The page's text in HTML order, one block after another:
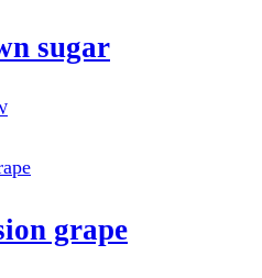
sugar
grape